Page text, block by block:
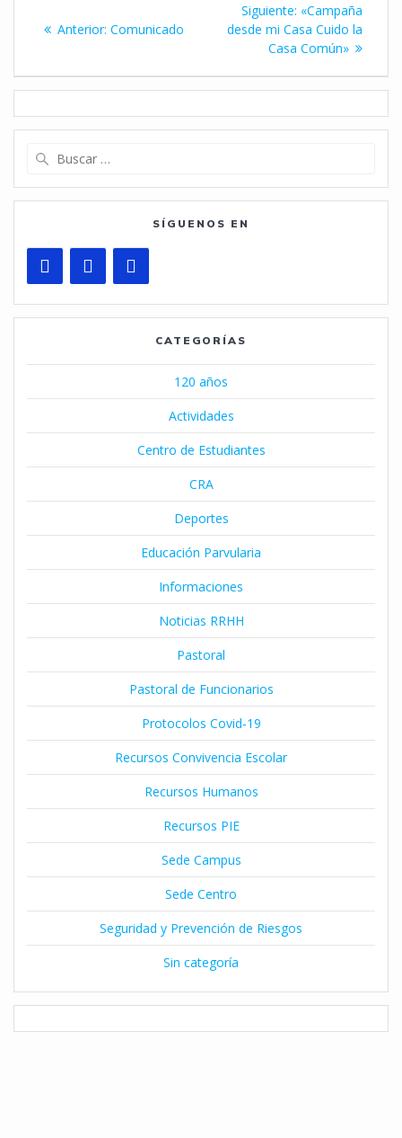
de
entradas
Anterior: Entrada
Comunicado
Siguiente: Siguiente
entrada:
«Campaña
desde mi Casa Cuido la
Casa Común»
SÍGUENOS EN
CATEGORÍAS
120 años
Actividades
Centro de Estudiantes
CRA
Deportes
Educación Parvularia
Informaciones
Noticias RRHH
Pastoral
Pastoral de Funcionarios
Protocolos Covid-19
Recursos Convivencia Escolar
Recursos Humanos
Recursos PIE
Sede Campus
Sede Centro
Seguridad y Prevención de Riesgos
Sin categoría